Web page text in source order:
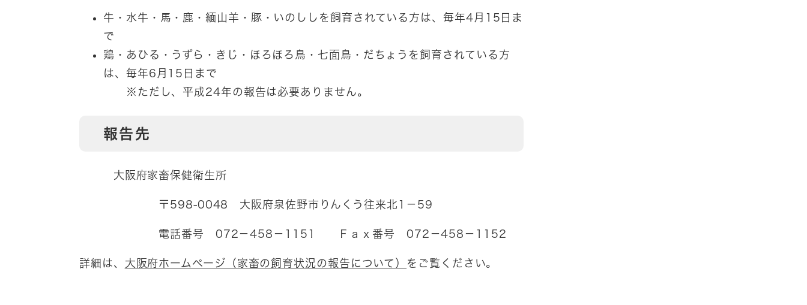
牛・水牛・馬・鹿・緬山羊・豚・いのししを飼育されている方は、毎年4月15日ま
で
鶏・あひる・うずら・きじ・ほろほろ鳥・七面鳥・だちょうを飼育されている方
は、毎年6月15日まで
※ただし、平成24年の報告は必要ありません。
報告先
大阪府家畜保健衛生所
〒598-0048 大阪府泉佐野市りんくう往来北1－59
電話番号 072－458－1151 Ｆａｘ番号 072－458－1152
詳細は、 大阪府ホームページ（家畜の飼育状況の報告について） をご覧ください。